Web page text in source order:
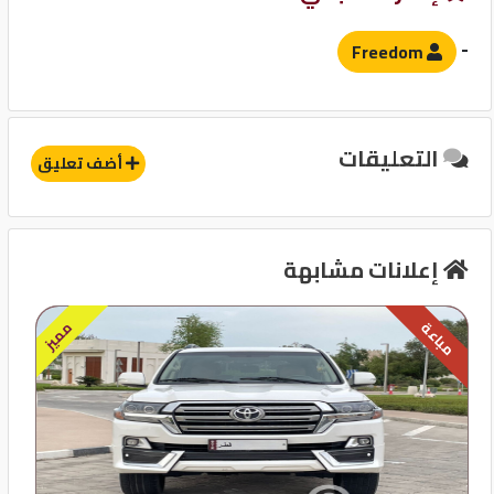
حساسات
آخرى
قفل مركزى للابواب
-
التعليقات أضف تعليق
إعلانات مشابهة
مميز مباعة